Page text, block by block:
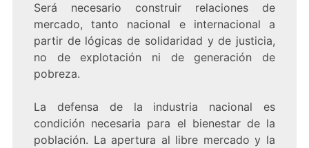
Será necesario construir relaciones de
mercado, tanto nacional e internacional a
partir de lógicas de solidaridad y de justicia,
no de explotación ni de generación de
pobreza.
La defensa de la industria nacional es
condición necesaria para el bienestar de la
población. La apertura al libre mercado y la